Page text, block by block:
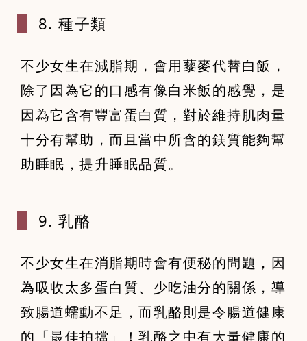
8. 種子類
不少女生在減脂期，會用藜麥代替白飯，
除了因為它的口感有像白米飯的感覺，是
因為它含有豐富蛋白質，對於維持肌肉量
十分有幫助，而且當中所含的鎂質能夠幫
助睡眠，提升睡眠品質。
9. 乳酪
不少女生在消脂期時會有便秘的問題，因
為吸收太多蛋白質、少吃油分的關係，導
致腸道蠕動不足，而乳酪則是令腸道健康
的「最佳拍擋」！乳酪之中有大量健康的